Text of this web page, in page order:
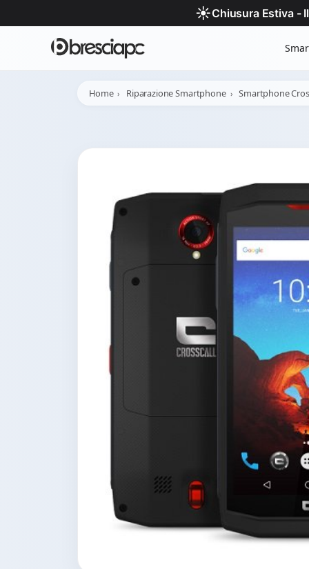
☀️Chiusura Estiva -
Home Riparazione Smartphone Smartphone